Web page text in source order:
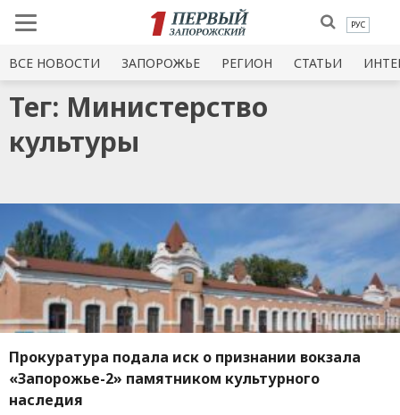
РУС
ВСЕ НОВОСТИ ЗАПОРОЖЬЕ РЕГИОН СТАТЬИ
Тег: Министерство
культуры
Прокуратура подала иск о признании вокзала
«Запорожье-2» памятником культурного
наследия